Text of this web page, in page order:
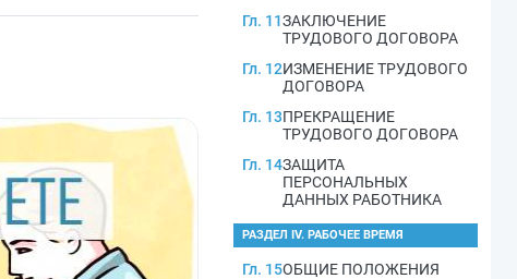
Гл. 11ЗАКЛЮЧЕНИЕ
ТРУДОВОГО ДОГОВОРА
Гл. 12ИЗМЕНЕНИЕ ТРУДОВОГО
ДОГОВОРА
Гл. 13ПРЕКРАЩЕНИЕ
ТРУДОВОГО ДОГОВОРА
Гл. 14ЗАЩИТА
ПЕРСОНАЛЬНЫХ
ДАННЫХ РАБОТНИКА
РАЗДЕЛ IV. РАБОЧЕЕ ВРЕМЯ
Гл. 15ОБЩИЕ ПОЛОЖЕНИЯ